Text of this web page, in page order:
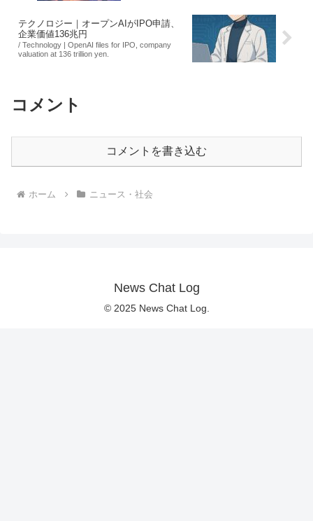
テクノロジー｜オープンAIがIPO申請、
企業価値136兆円
/ Technology | OpenAI files for IPO, company
valuation at 136 trillion yen.
コメント
コメントを書き込む
ホーム ニュース・社会
News Chat Log
© 2025 News Chat Log.